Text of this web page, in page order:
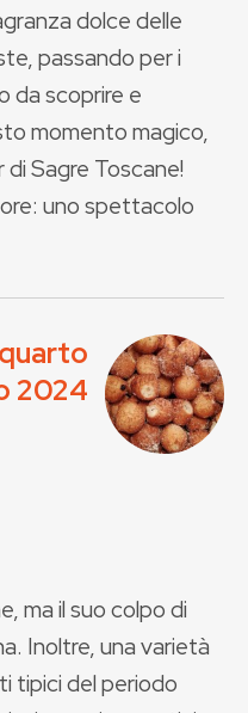
dolce delle
passando per i
da scoprire e
momento magico,
Sagre Toscane!
uno spettacolo
2024
ma il suo colpo di
Inoltre, una varietà
tipici del periodo